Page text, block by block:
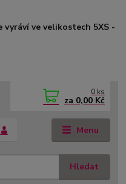
vyráví ve velikostech 5XS -
Menu
Hledat
0 ks
za 0,00 Kč